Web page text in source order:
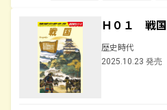
Ｈ０１ 戦国
歴史時代
2025.10.23 発売